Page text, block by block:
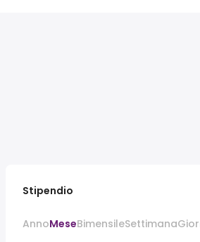
Stipendio
AnnoMeseBimensileSettimana